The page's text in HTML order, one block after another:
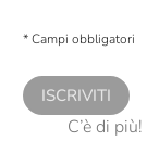
comunicazioni
* Campi obbligatori
ISCRIVITI
C’è di